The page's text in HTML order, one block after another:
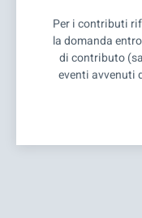
Per i contributi
la domanda
di contributo
eventi avvenuti